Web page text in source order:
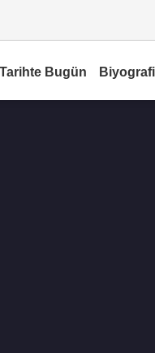
Tarihte Bugün